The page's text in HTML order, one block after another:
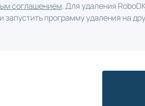
соглашением. Для удаления
программу удаления на